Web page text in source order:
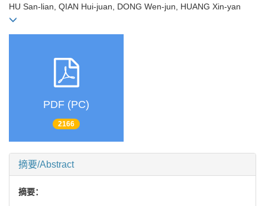
HU San-lian, QIAN Hui-juan, DONG Wen-jun, HUANG Xin-yan
PDF (PC)
2166
摘要/Abstract
摘要：